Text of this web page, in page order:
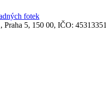
fotek
5, 150 00, IČO: 45313351